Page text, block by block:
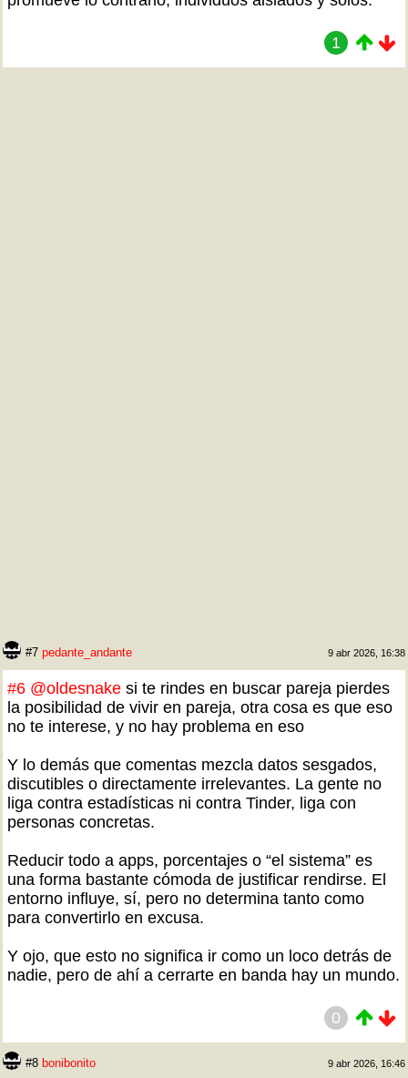
1
#7 pedante_andante 9 abr 2026, 16:38
#6 @oldesnake si te rindes en buscar pareja pierdes
la posibilidad de vivir en pareja, otra cosa es que eso
no te interese, y no hay problema en eso
Y lo demás que comentas mezcla datos sesgados,
discutibles o directamente irrelevantes. La gente no
liga contra estadísticas ni contra Tinder, liga con
personas concretas.
Reducir todo a apps, porcentajes o “el sistema” es
una forma bastante cómoda de justificar rendirse. El
entorno influye, sí, pero no determina tanto como
para convertirlo en excusa.
Y ojo, que esto no significa ir como un loco detrás de
nadie, pero de ahí a cerrarte en banda hay un mundo.
0
#8 bonibonito 9 abr 2026, 16:46